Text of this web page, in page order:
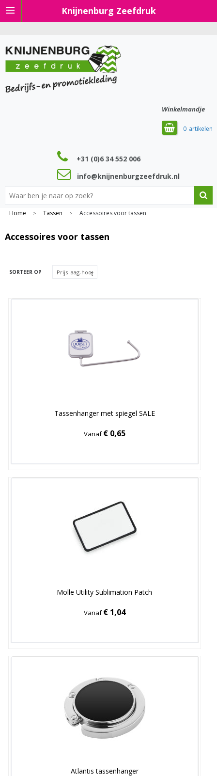
Knijnenburg Zeefdruk
Winkelmandje
0
+31 (0)6 34 552 006
info@knijnenburgzeefdruk.nl
Home > Tassen > Accessoires voor tassen
Accessoires voor tassen
SORTEER OP
Tassenhanger met spiegel SALE
Vanaf€ 0,65
Molle Utility Sublimation Patch
Vanaf€ 1,04
Atlantis tassenhanger